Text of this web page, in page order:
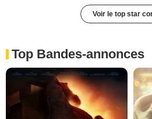
Voir le top star
Top Bandes-annonces